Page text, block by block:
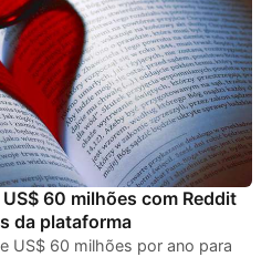
60 milhões com Reddit
da plataforma
US$ 60 milhões por ano para